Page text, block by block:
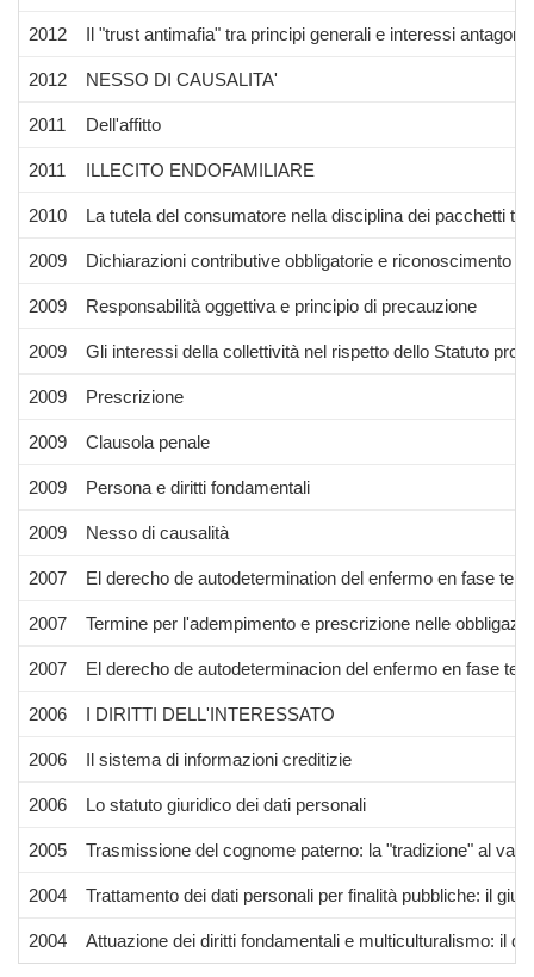
2012 Il "trust antimafia" tra principi generali e interessi
2012 NESSO DI CAUSALITA'
2011 Dell'affitto
2011 ILLECITO ENDOFAMILIARE
2010 La tutela del consumatore nella disciplina dei pacchetti
2009 Dichiarazioni contributive obbligatorie e riconoscimento
2009 Responsabilità oggettiva e principio di precauzione
2009 Gli interessi della collettività nel rispetto dello Statuto
2009 Prescrizione
2009 Clausola penale
2009 Persona e diritti fondamentali
2009 Nesso di causalità
2007 El derecho de autodetermination del enfermo en fase
2007 Termine per l'adempimento e prescrizione nelle
2007 El derecho de autodeterminacion del enfermo en fase
2006 I DIRITTI DELL'INTERESSATO
2006 Il sistema di informazioni creditizie
2006 Lo statuto giuridico dei dati personali
2005 Trasmissione del cognome paterno: la "tradizione" al
2004 Trattamento dei dati personali per finalità pubbliche: il
2004 Attuazione dei diritti fondamentali e multiculturalismo: il